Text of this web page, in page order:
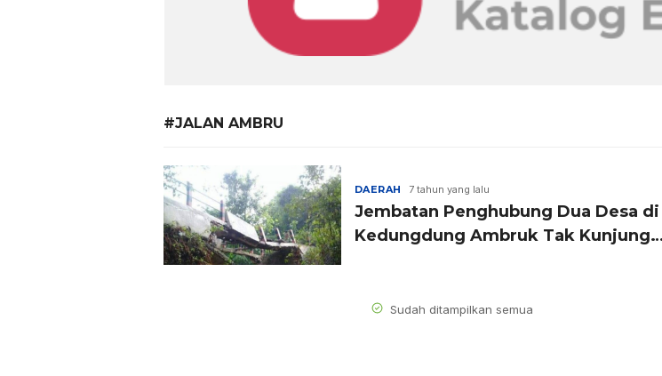
#JALAN AMBRU
DAERAH 7 tahun yang lalu
Jembatan Penghubung Dua Desa di
Kedungdung Ambruk Tak Kunjung
Sudah ditampilkan semua